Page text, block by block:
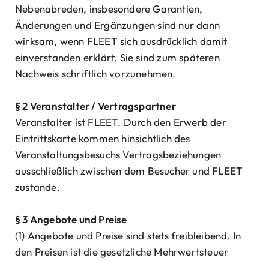
Nebenabreden, insbesondere Garantien,
Änderungen und Ergänzungen sind nur dann
wirksam, wenn FLEET sich ausdrücklich damit
einverstanden erklärt. Sie sind zum späteren
Nachweis schriftlich vorzunehmen.
§ 2 Veranstalter / Vertragspartner
Veranstalter ist FLEET. Durch den Erwerb der
Eintrittskarte kommen hinsichtlich des
Veranstaltungsbesuchs Vertragsbeziehungen
ausschließlich zwischen dem Besucher und FLEET
zustande.
§ 3 Angebote und Preise
(1) Angebote und Preise sind stets freibleibend. In
den Preisen ist die gesetzliche Mehrwertsteuer